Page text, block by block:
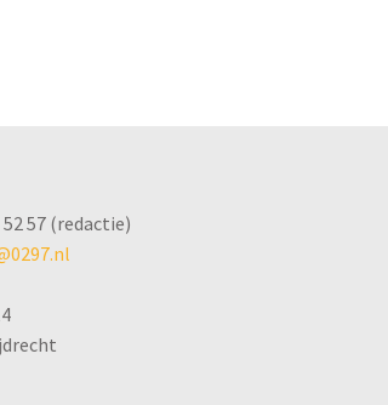
57 (redactie)